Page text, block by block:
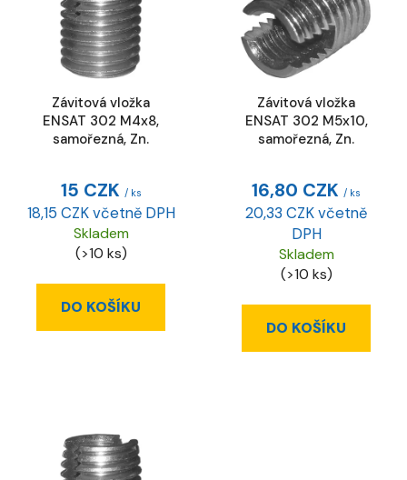
Závitová vložka
ENSAT 302 M4x8,
samořezná, Zn.
15 CZK / ks
18,15 CZK včetně DPH
Skladem
(>10 ks)
DO KOŠÍKU
Závitová vložka
ENSAT 302 M5x10,
samořezná, Zn.
16,80 CZK / ks
20,33 CZK včetně
DPH
Skladem
(>10 ks)
DO KOŠÍKU